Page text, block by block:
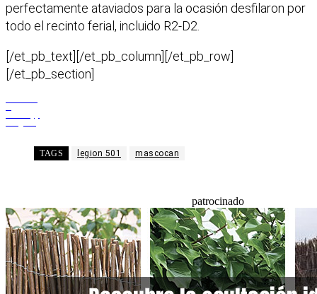
perfectamente ataviados para la ocasión desfilaron por
todo el recinto ferial, incluido R2-D2.
[/et_pb_text][/et_pb_column][/et_pb_row]
[/et_pb_section]
TAGS legion 501 mascocan
patrocinado